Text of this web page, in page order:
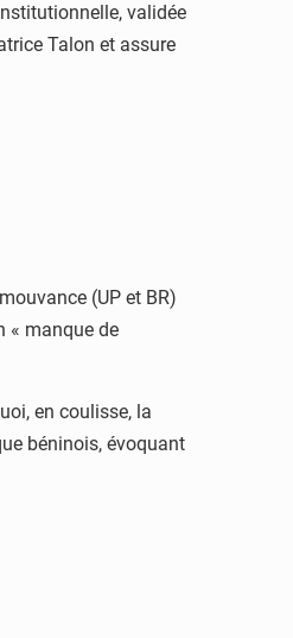
validée
Talon et assure
(UP et BR)
« manque de
en coulisse, la
béninois, évoquant